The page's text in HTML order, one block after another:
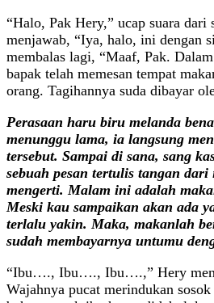
“Halo, Pak Hery,” ucap suara dari
menjawab, “Iya, halo, ini dengan
membalas lagi, “Maaf, Pak.
bapak telah memesan tempat
orang. Tagihannya suda dibayar
Perasaan haru biru melanda
menunggu lama, ia langsung
tersebut. Sampai di sana, sang
sebuah pesan tertulis tangan
mengerti. Malam ini adalah
Meski kau sampaikan akan ada
terlalu yakin. Maka, makanlah
sudah membayarnya untumu
“Ibu…., Ibu…., Ibu….,” Hery
Wajahnya pucat merindukan